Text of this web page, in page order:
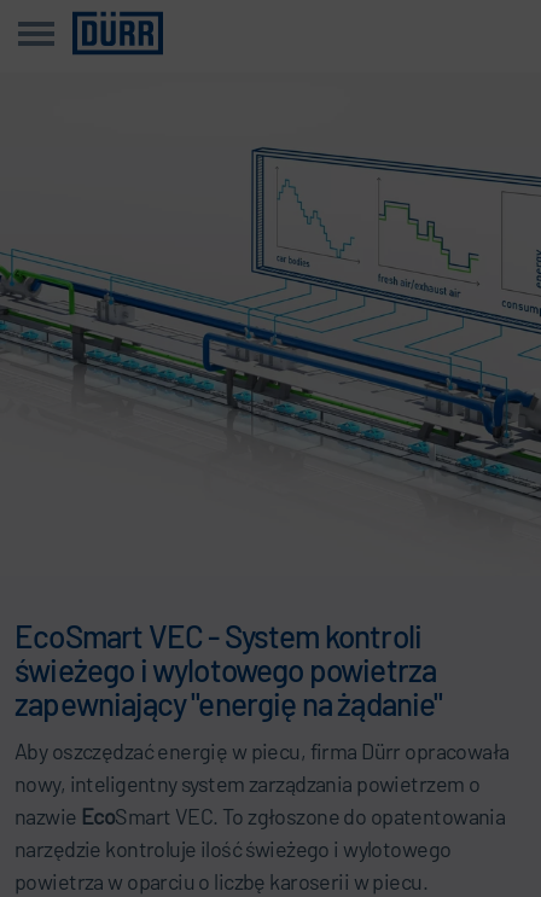
EcoSmart VEC - System kontroli
świeżego i wylotowego powietrza
zapewniający "energię na żądanie"
Aby oszczędzać energię w piecu, firma Dürr opracowała
nowy, inteligentny system zarządzania powietrzem o
nazwie EcoSmart VEC. To zgłoszone do opatentowania
narzędzie kontroluje ilość świeżego i wylotowego
powietrza w oparciu o liczbę karoserii w piecu.